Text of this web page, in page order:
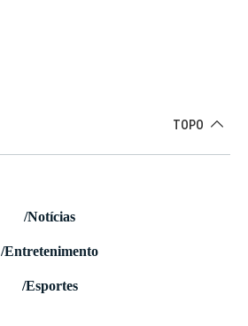
TOPO
/Notícias
/Entretenimento
/Esportes